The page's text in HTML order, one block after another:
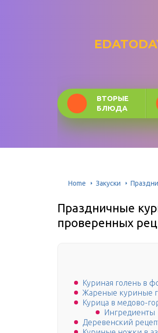
ВТОРЫЕ
БЛЮДА
Home Закуски
Праздничные
проверенных
Куриная голень в
Жареные куриные
Курица в медово-
Ингредиенты
Деревенский